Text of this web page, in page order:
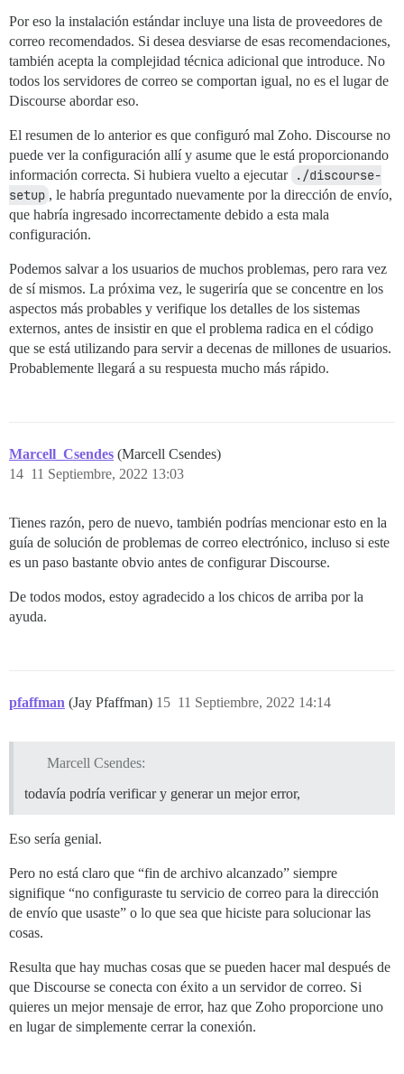
        cmd:
- git clone https://github.com/discourse/
- git clone https://github.com/discourse/
- git clone https://github.com/discourse/
- git clone https://github.com/discourse/
- git clone https://github.com/discourse/
## Cualquier comando personalizado para ejecutar
run:
  - exec: echo "Beginning of custom commands"
## Si desea establecer la dirección de correo
## Después de recibir el primer correo
#- exec: rails r
Por eso la instalación estándar incluye una lista de proveedores de
correo recomendados. Si desea desviarse de esas recomendaciones,
también acepta la complejidad técnica adicional que introduce. No
todos los servidores de correo se comportan igual, no es el lugar de
Discourse abordar eso.
El resumen de lo anterior es que configuró mal Zoho. Discourse no
puede ver la configuración allí y asume que le está proporcionando
información correcta. Si hubiera vuelto a ejecutar ./discourse-
setup , le habría preguntado nuevamente por la dirección de envío,
que habría ingresado incorrectamente debido a esta mala
configuración.
Podemos salvar a los usuarios de muchos problemas, pero rara vez
de sí mismos. La próxima vez, le sugeriría que se concentre en los
aspectos más probables y verifique los detalles de los sistemas
externos, antes de insistir en que el problema radica en el código
que se está utilizando para servir a decenas de millones de usuarios.
Probablemente llegará a su respuesta mucho más rápido.
Marcell_Csendes (Marcell Csendes)
11 Septiembre, 2022 13:03
14
Tienes razón, pero de nuevo, también podrías mencionar esto en la
guía de solución de problemas de correo electrónico, incluso si este
es un paso bastante obvio antes de configurar Discourse.
De todos modos, estoy agradecido a los chicos de arriba por la
ayuda.
pfaffman (Jay Pfaffman) 11 Septiembre, 2022 14:14
15
Marcell Csendes:
todavía podría verificar y generar un mejor error,
Eso sería genial.
Pero no está claro que “fin de archivo alcanzado” siempre
signifique “no configuraste tu servicio de correo para la dirección
de envío que usaste” o lo que sea que hiciste para solucionar las
cosas.
Resulta que hay muchas cosas que se pueden hacer mal después de
que Discourse se conecta con éxito a un servidor de correo. Si
quieres un mejor mensaje de error, haz que Zoho proporcione uno
en lugar de simplemente cerrar la conexión.